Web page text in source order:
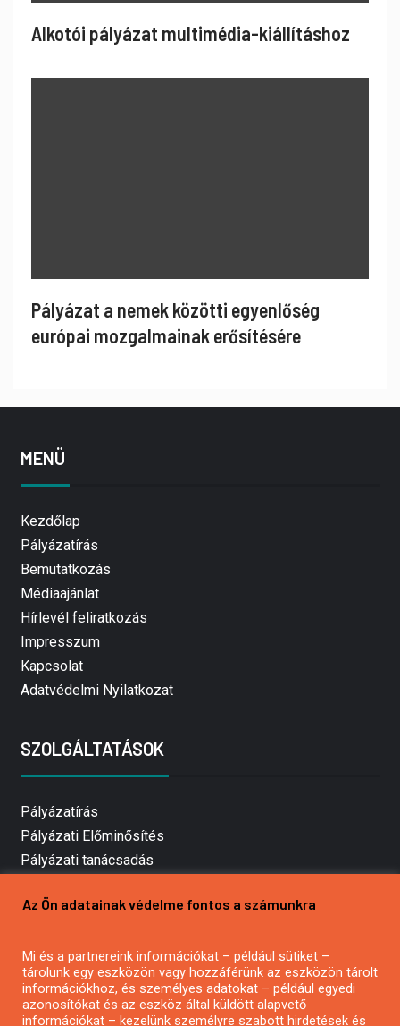
Alkotói pályázat multimédia-kiállításhoz
Pályázat a nemek közötti egyenlőség
európai mozgalmainak erősítésére
MENÜ
Kezdőlap
Pályázatírás
Bemutatkozás
Médiaajánlat
Hírlevél feliratkozás
Impresszum
Kapcsolat
Adatvédelmi Nyilatkozat
SZOLGÁLTATÁSOK
Pályázatírás
Pályázati Előminősítés
Pályázati tanácsadás
Mezőgazdasági pályázatírás
Pályázatírás civil szervezeteknek
Pályázatírás önkormányzatoknak
Pályázatfigyelés
Az Ön adatainak védelme fontos a számunkra
Mi és a partnereink információkat – például sütiket –
tárolunk egy eszközön vagy hozzáférünk az eszközön tárolt
információkhoz, és személyes adatokat – például egyedi
azonosítókat és az eszköz által küldött alapvető
információkat – kezelünk személyre szabott hirdetések és